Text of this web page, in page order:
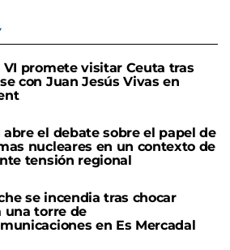
VI promete visitar Ceuta tras
con Juan Jesús Vivas en
abre el debate sobre el papel de
nucleares en un contexto de
tensión regional
se incendia tras chocar
una torre de
en Es Mercadal